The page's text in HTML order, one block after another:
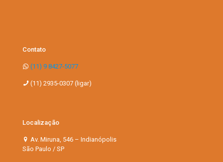
Contato
(11) 9 8427-5077
(11) 2935-0307 (ligar)
Localização
Av. Miruna, 546 – Indianópolis
São Paulo / SP